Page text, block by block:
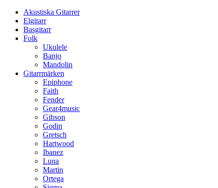
Akustiska Gitarrer
Elgitarr
Basgitarr
Folk
Ukulele
Banjo
Mandolin
Gitarrmärken
Epiphone
Faith
Fender
Gear4music
Gibson
Godin
Gretsch
Hartwood
Ibanez
Luna
Martin
Ortega